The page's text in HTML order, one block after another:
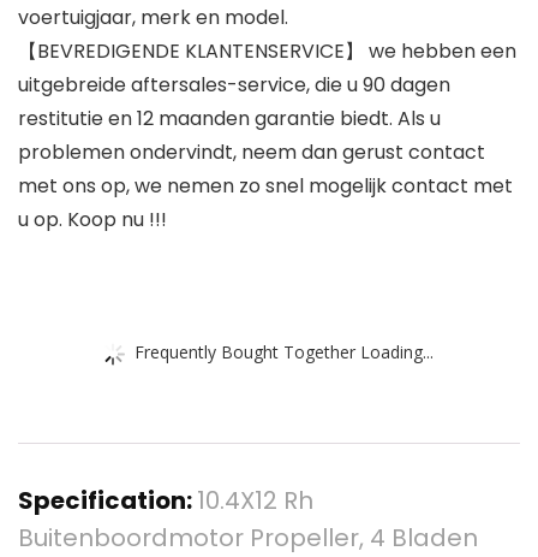
voertuigjaar, merk en model.
【BEVREDIGENDE KLANTENSERVICE】 we hebben een
uitgebreide aftersales-service, die u 90 dagen
restitutie en 12 maanden garantie biedt. Als u
problemen ondervindt, neem dan gerust contact
met ons op, we nemen zo snel mogelijk contact met
u op. Koop nu !!!
Frequently Bought Together Loading...
Specification:10.4X12 Rh
Buitenboordmotor Propeller, 4 Bladen